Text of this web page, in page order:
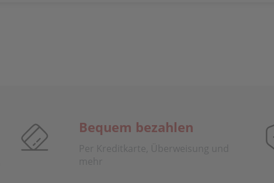
Bequem bezahlen
Per Kreditkarte, Überweisung und
mehr